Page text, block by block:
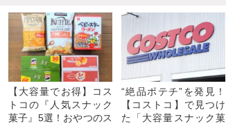
【大容量でお得】コス
トコの『人気スナック
菓子』5選！おやつのス
“絶品ポテチ”を発見！
【コストコ】で見つけ
た「大容量スナック菓